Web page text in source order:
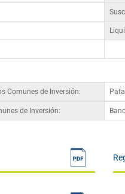
Comunes de Inversión:
de Inversión: